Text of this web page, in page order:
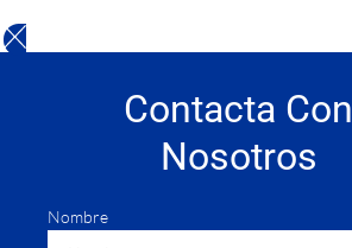
Contacta Con
Nosotros
Nombre